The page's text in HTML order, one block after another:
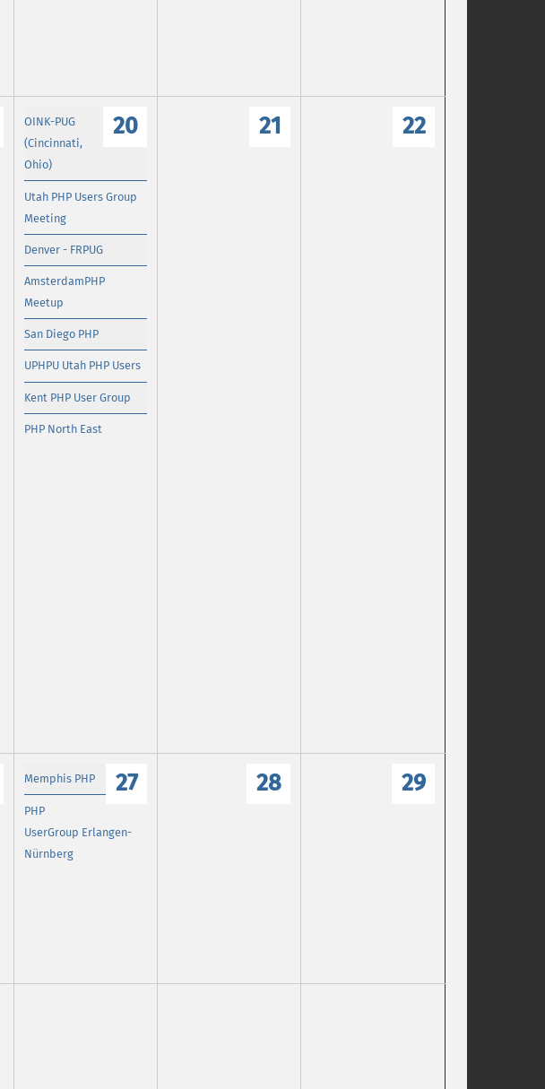
20
OINK-PUG
(Cincinnati,
Ohio)
Utah PHP Users Group
Meeting
Denver - FRPUG
AmsterdamPHP
Meetup
San Diego PHP
UPHPU Utah PHP Users
Kent PHP User Group
PHP North East
21 22
27
Memphis PHP
PHP
UserGroup Erlangen-
Nürnberg
28 29